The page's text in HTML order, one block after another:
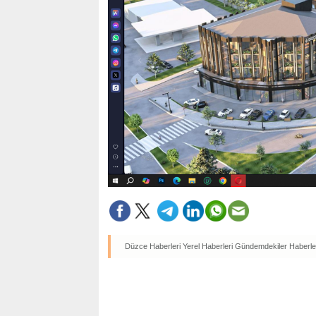
Düzce Haberleri Yerel Haberleri Gündemdekiler